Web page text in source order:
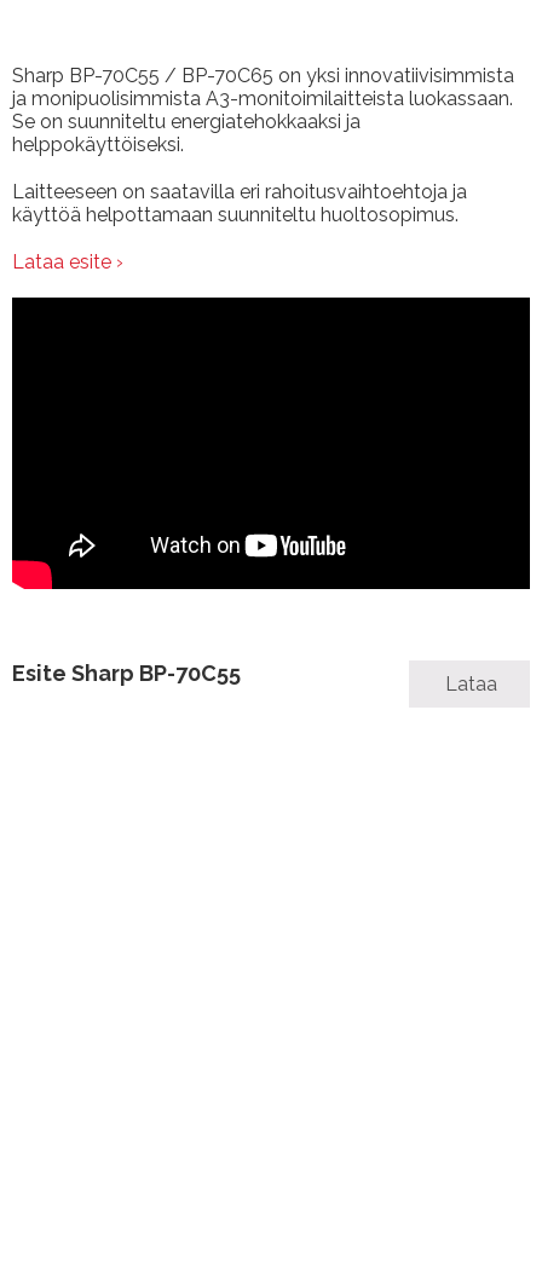
Sharp BP-70C55 / BP-70C65 on yksi innovatiivisimmista
ja monipuolisimmista A3-monitoimilaitteista luokassaan.
Se on suunniteltu energiatehokkaaksi ja
helppokäyttöiseksi.
Laitteeseen on saatavilla eri rahoitusvaihtoehtoja ja
käyttöä helpottamaan suunniteltu huoltosopimus.
Lataa esite ›
Esite Sharp BP-70C55 Lataa